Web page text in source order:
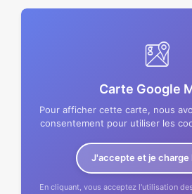
Carte Google
Pour afficher cette carte, nous
consentement pour utiliser les
J'accepte et je charge
En cliquant, vous acceptez l'utilisation